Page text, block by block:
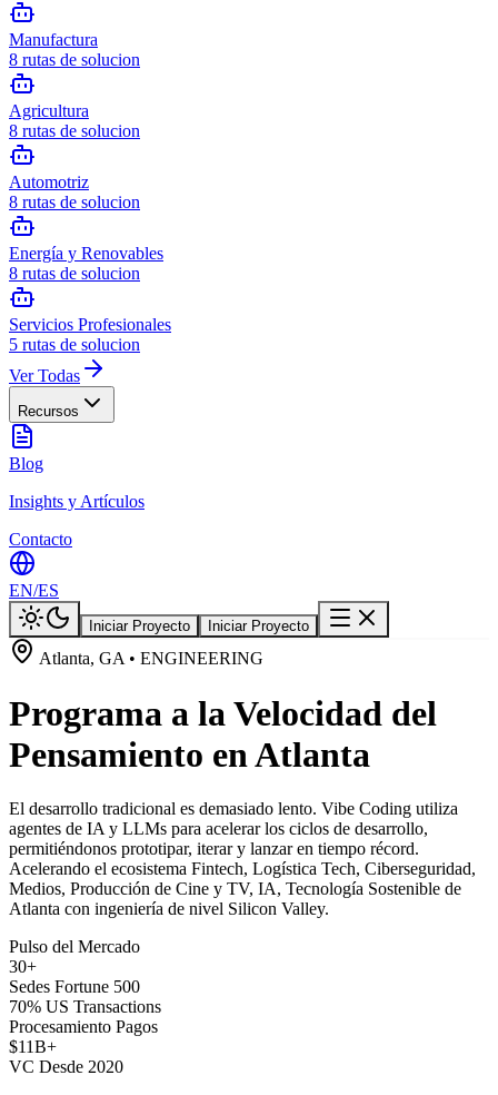
Manufactura
8 rutas de solucion
Agricultura
8 rutas de solucion
Automotriz
8 rutas de solucion
Energía y Renovables
8 rutas de solucion
Servicios Profesionales
5 rutas de solucion
Ver Todas
Recursos
Blog
Insights y Artículos
Contacto
EN/ES
Iniciar Proyecto Iniciar Proyecto
Atlanta, GA • ENGINEERING
Programa a la Velocidad del
Pensamiento en Atlanta
El desarrollo tradicional es demasiado lento. Vibe Coding utiliza
agentes de IA y LLMs para acelerar los ciclos de desarrollo,
permitiéndonos prototipar, iterar y lanzar en tiempo récord.
Acelerando el ecosistema Fintech, Logística Tech, Ciberseguridad,
Medios, Producción de Cine y TV, IA, Tecnología Sostenible de
Atlanta con ingeniería de nivel Silicon Valley.
Pulso del Mercado
30+
Sedes Fortune 500
70% US Transactions
Procesamiento Pagos
$11B+
VC Desde 2020